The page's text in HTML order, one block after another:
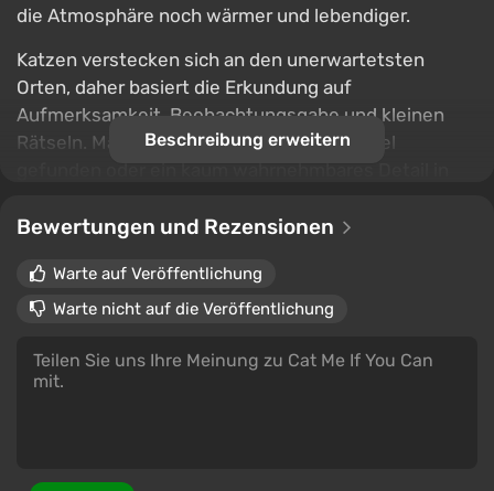
die Atmosphäre noch wärmer und lebendiger.
Katzen verstecken sich an den unerwartetsten
Orten, daher basiert die Erkundung auf
Aufmerksamkeit, Beobachtungsgabe und kleinen
Rätseln. Manchmal muss der richtige Winkel
die lebhaften Locations und das leichte Gefühl der
das von Neugier und Charme erfüllt ist.
Beschreibung erweitern
Bewertungen und Rezensionen
Warte auf Veröffentlichung
Warte nicht auf die Veröffentlichung